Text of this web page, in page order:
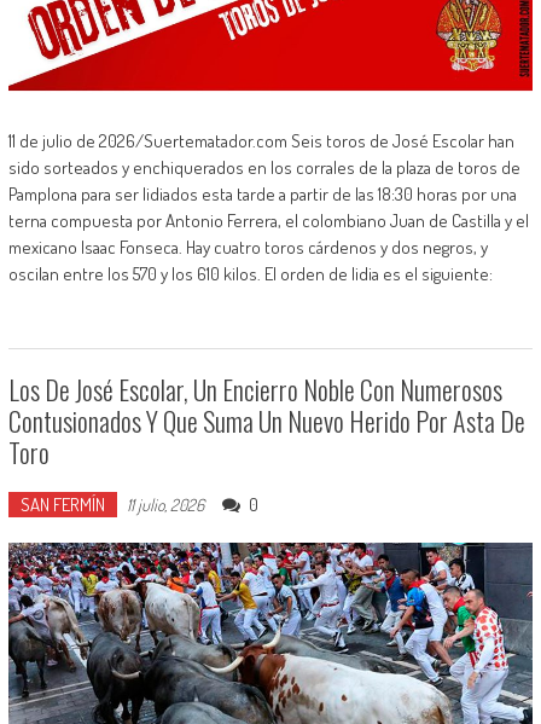
11 de julio de 2026/Suertematador.com Seis toros de José Escolar han
sido sorteados y enchiquerados en los corrales de la plaza de toros de
Pamplona para ser lidiados esta tarde a partir de las 18:30 horas por una
terna compuesta por Antonio Ferrera, el colombiano Juan de Castilla y el
mexicano Isaac Fonseca. Hay cuatro toros cárdenos y dos negros, y
oscilan entre los 570 y los 610 kilos. El orden de lidia es el siguiente:
Los De José Escolar, Un Encierro Noble Con Numerosos
Contusionados Y Que Suma Un Nuevo Herido Por Asta De
Toro
SAN FERMÍN 11 julio, 2026 0